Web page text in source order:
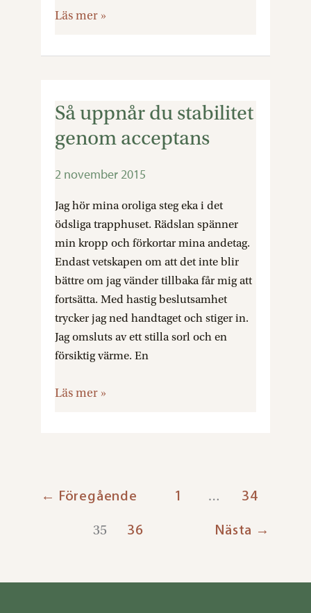
Läs mer »
Så uppnår du stabilitet
genom acceptans
2 november 2015
Jag hör mina oroliga steg eka i det
ödsliga trapphuset. Rädslan spänner
min kropp och förkortar mina andetag.
Endast vetskapen om att det inte blir
bättre om jag vänder tillbaka får mig att
fortsätta. Med hastig beslutsamhet
trycker jag ned handtaget och stiger in.
Jag omsluts av ett stilla sorl och en
försiktig värme. En
Så
uppnår
du
acceptans
Läs mer »
← Föregående 1 … 34
35 36 Nästa →